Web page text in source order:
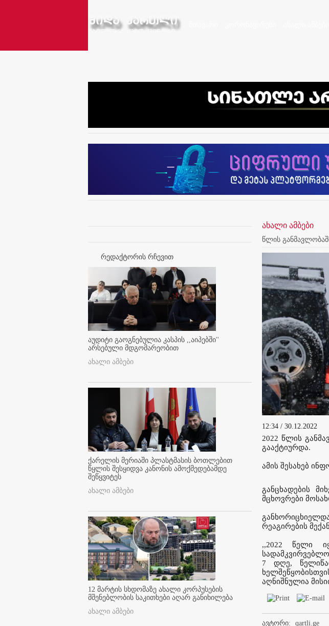
რედაქტორის რჩევით
აუდიტი გაოგნებულია კასპის ,,აიპებში''
არსებული მდგომარეობით
ახალი ამბები
ქარელის მერიაში პლასტმასის ბოთლებით
წყლის შესყიდვა კანონის ამოქმედებამდე
შეწყვიტეს
ახალი ამბები
12 მარტის სხდომაზე ახალი კორპუსების
მშენებლობის საკითხები აღარ განიხილება
ახალი ამბები
ახალი ამბები
წლის
12:34 / 30.12.2022
2022 წლის
გააქტიურდა.
ამის შესახებ
განცხადების
მცხოვრები
რეაგირების
,,2022 წელი
7 დღე,
აღნიშნულია
ავტორი:
qartli.ge